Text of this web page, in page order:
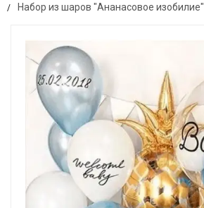
Набор из шаров "Ананасовое изобилие"